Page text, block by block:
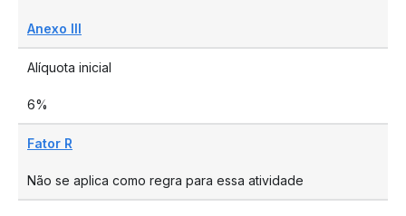
Anexo III
Alíquota inicial
6%
Fator R
Não se aplica como regra para essa atividade